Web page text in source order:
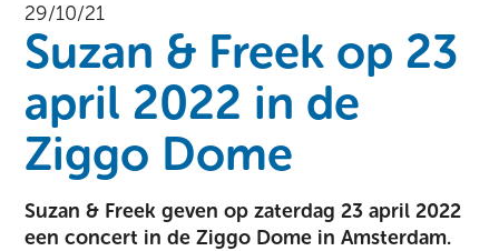
29/10/21
Suzan & Freek op 23
april 2022 in de
Ziggo Dome
Suzan & Freek geven op zaterdag 23 april 2022
een concert in de Ziggo Dome in Amsterdam.